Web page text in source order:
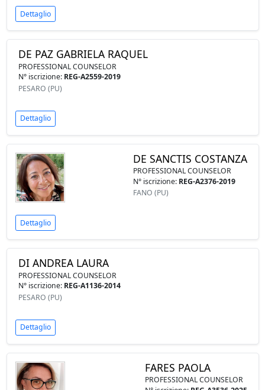
Dettaglio
DE PAZ GABRIELA RAQUEL
PROFESSIONAL COUNSELOR
N° iscrizione: REG-A2559-2019
PESARO (PU)
Dettaglio
DE SANCTIS COSTANZA
PROFESSIONAL COUNSELOR
N° iscrizione: REG-A2376-2019
FANO (PU)
Dettaglio
DI ANDREA LAURA
PROFESSIONAL COUNSELOR
N° iscrizione: REG-A1136-2014
PESARO (PU)
Dettaglio
FARES PAOLA
PROFESSIONAL COUNSELOR